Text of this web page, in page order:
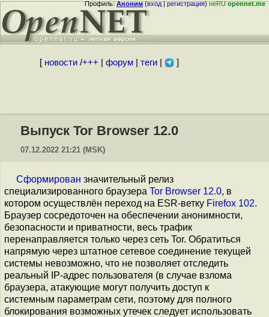
Профиль:Аноним(вход|регистрация)неRUopennet.me
[ новости/+++ форум| теги| ]
Выпуск Tor Browser 12.0
07.12.2022 21:21 (MSK)
Сформирован значительный релиз
специализированного браузера Tor Browser 12.0, в
котором осуществлён переход на ESR-ветку Firefox 102.
Браузер сосредоточен на обеспечении анонимности,
безопасности и приватности, весь трафик
перенаправляется только через сеть Tor. Обратиться
напрямую через штатное сетевое соединение текущей
системы невозможно, что не позволяет отследить
реальный IP-адрес пользователя (в случае взлома
браузера, атакующие могут получить доступ к
системным параметрам сети, поэтому для полного
блокирования возможных утечек следует использовать